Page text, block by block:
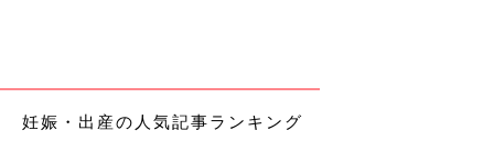
が、これを絨毛膜下血腫といいます。絨毛膜下血腫による出血で
も、初期に出血があれば、切迫流産と診断されるでしょう。
妊娠・出産の人気記事ランキング